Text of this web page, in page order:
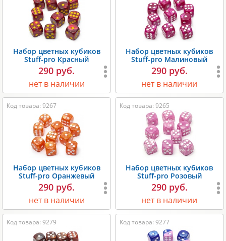
Набор цветных кубиков
Stuff-pro Красный
290 руб.
нет в наличии
Набор цветных кубиков
Stuff-pro Малиновый
290 руб.
нет в наличии
Код товара: 9267
Набор цветных кубиков
Stuff-pro Оранжевый
290 руб.
нет в наличии
Код товара: 9265
Набор цветных кубиков
Stuff-pro Розовый
290 руб.
нет в наличии
Код товара: 9279 Код товара: 9277